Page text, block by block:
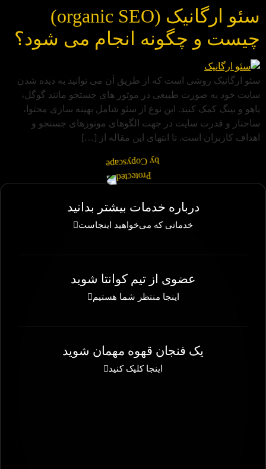
سئو ارگانیک (organic SEO)
چیست و چگونه انجام می شود؟
سئو ارگانیک روشی است که از طریق آن می توانید به دیده شدن
سایت خود به صورت طبیعی در موتور های جستجو مانند گوگل،
یاهو و بینگ کمک کنید. این نوع از سئو شامل بهینه سازی محتوا،
ساختار و قدرت سایت در جهت الگوهای موتورهای جستجو و
اهداف کاربران است. تا انتهای این مقاله از […]
درباره خدمات بیشتر بدانید
خدماتی که می‌خواهید اینجاست
عضوی از تیم کوانتا شوید
اینجا منتظر شما هستیم
یک فنجان قهوه مهمان شوید
اینجا کلیک کنید